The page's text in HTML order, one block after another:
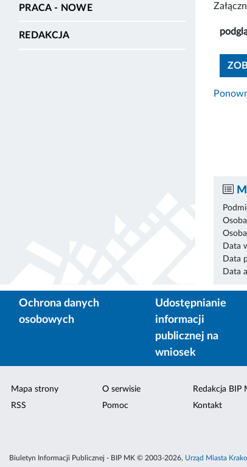
PRACA - NOWE
REDAKCJA
Data
Data
Data
Ochrona danych
osobowych
Udostępnianie
informacji
publicznej na
wniosek
Mapa strony
RSS
O serwisie
Pomoc
Redakcja BIP
Kontakt
Biuletyn Informacji Publicznej - BIP MK © 2003-2026, Urząd Miasta